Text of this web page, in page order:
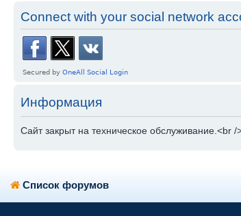
Connect with your social network
Информация
Сайт закрыт на техническое обслуживание.<br /
Список форумов